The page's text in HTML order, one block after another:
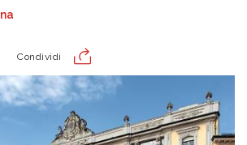
Condividi